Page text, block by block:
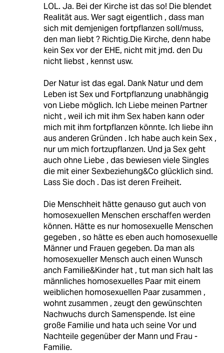
LOL. Ja. Bei der Kirche ist das so! Die blendet
Realität aus. Wer sagt eigentlich , dass man
sich mit demjenigen fortpflanzen soll/muss,
den man liebt ? Richtig.Die Kirche, denn habe
kein Sex vor der EHE, nicht mit jmd. den Du
nicht liebst , kennst usw.
Der Natur ist das egal. Dank Natur und dem
Leben ist Sex und Fortpflanzung unabhängig
von Liebe möglich. Ich Liebe meinen Partner
nicht , weil ich mit ihm Sex haben kann oder
mich mit ihm fortpflanzen könnte. Ich liebe ihn
aus anderen Gründen . Ich habe auch kein Sex ,
nur um mich fortzupflanzen. Und ja Sex geht
auch ohne Liebe , das bewiesen viele Singles
die mit einer Sexbeziehung&Co glücklich sind.
Lass Sie doch . Das ist deren Freiheit.
Die Menschheit hätte genauso gut auch von
homosexuellen Menschen erschaffen werden
können. Hätte es nur homosexuelle Menschen
gegeben , so hätte es eben auch homosexuelle
Männer und Frauen gegeben. Da man als
homosexueller Mensch auch einen Wunsch
anch Familie&Kinder hat , tut man sich halt las
männliches homosexuelles Paar mit einem
weiblichen homosexuellen Paar zusammen ,
wohnt zusammen , zeugt den gewünschten
Nachwuchs durch Samenspende. Ist eine
große Familie und hata uch seine Vor und
Nachteile gegenüber der Mann und Frau -
Familie.